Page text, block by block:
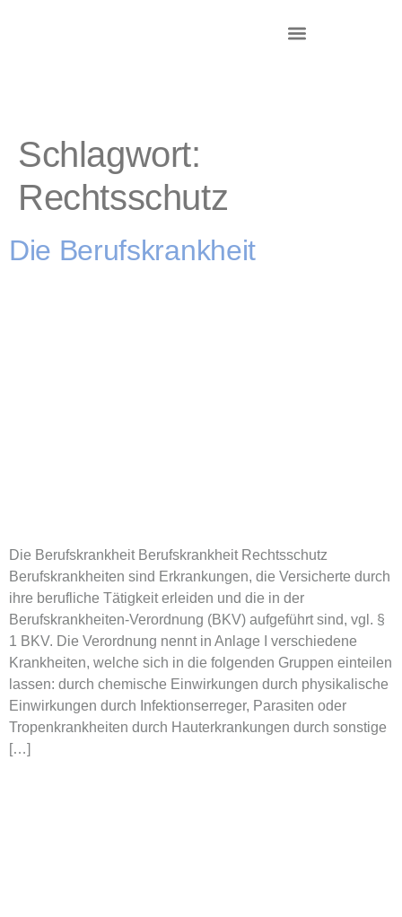
Schlagwort:
Rechtsschutz
Die Berufskrankheit
Die Berufskrankheit Berufskrankheit Rechtsschutz
Berufskrankheiten sind Erkrankungen, die Versicherte durch
ihre berufliche Tätigkeit erleiden und die in der
Berufskrankheiten-Verordnung (BKV) aufgeführt sind, vgl. §
1 BKV. Die Verordnung nennt in Anlage I verschiedene
Krankheiten, welche sich in die folgenden Gruppen einteilen
lassen: durch chemische Einwirkungen durch physikalische
Einwirkungen durch Infektionserreger, Parasiten oder
Tropenkrankheiten durch Hauterkrankungen durch sonstige
[…]